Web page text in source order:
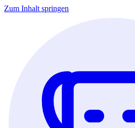
Zum Inhalt springen